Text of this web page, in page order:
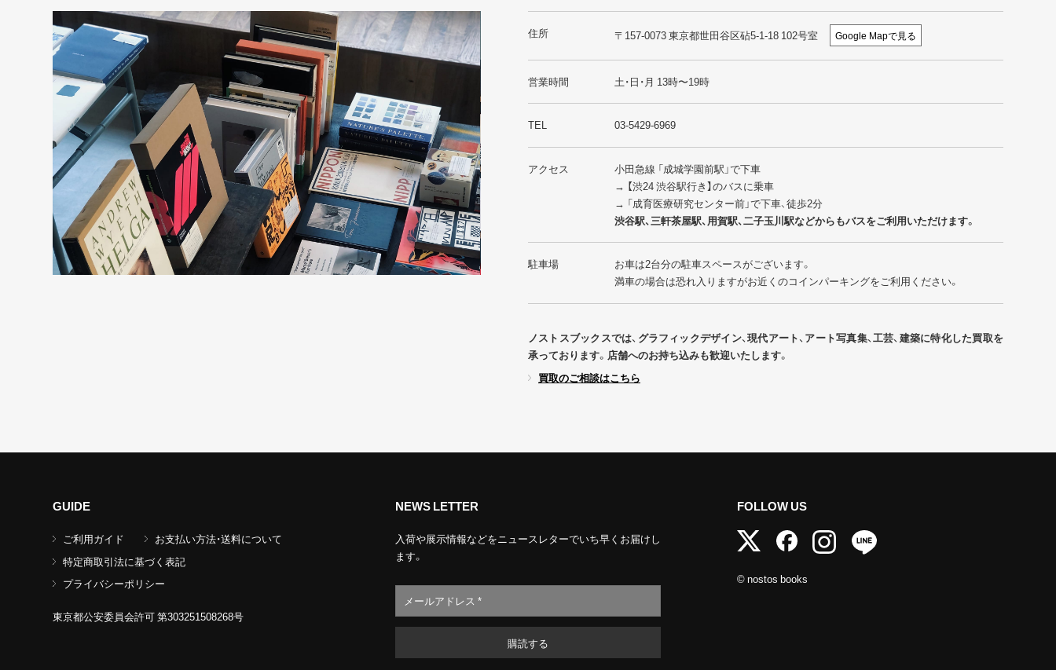
住所 〒157-0073 東京都世田谷区砧5-1-18 102号室 Google Mapで見る
営業時間 土・日・月 13時〜19時
TEL 03-5429-6969
アクセス
小田急線 「成城学園前駅」で下車
→ 【渋24 渋谷駅行き】のバスに乗車
→ 「成育医療研究センター前」で下車、徒歩2分
渋谷駅、三軒茶屋駅、用賀駅、二子玉川駅などからもバスをご利用いただけます。
駐車場
お車は2台分の駐車スペースがございます。
満車の場合は恐れ入りますがお近くのコインパーキングをご利用ください。
ノストスブックスでは、グラフィックデザイン、現代アート、アート写真集、工芸、建築に特化した買取を
承っております。店舗へのお持ち込みも歓迎いたします。
買取のご相談はこちら
GUIDE
ご利用ガイド
お支払い方法・送料について
特定商取引法に基づく表記
プライバシーポリシー
東京都公安委員会許可 第303251508268号
NEWS LETTER
入荷や展示情報などをニュースレターでいち早くお届けし
ます。
FOLLOW US
© nostos books